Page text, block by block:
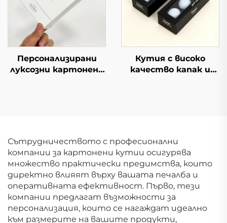
Кутии за парфюми
за опаковане
голф топки
Персонализирани
луксозни картонени
Кутия с високо
качество капак и
голф
Сътрудничеството с професионални
компании за картонени кутии осигурява
множество практически предимства, които
директно влияят върху вашата печалба и
оперативната ефективност. Първо, тези
компании предлагат възможности за
персонализация, които се нагаждат идеално
към размерите на вашите продукти,